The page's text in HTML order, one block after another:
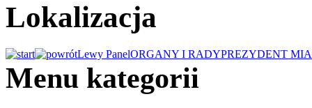
Lokalizacja
Lewy PanelORGANY I RADYPREZYDENT
Menu kategorii